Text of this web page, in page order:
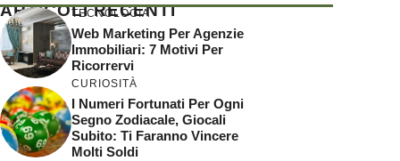
ARTICOLI RECENTI
TECNOLOGIA
Web Marketing Per Agenzie
Immobiliari: 7 Motivi Per
Ricorrervi
CURIOSITÀ
I Numeri Fortunati Per Ogni
Segno Zodiacale, Giocali
Subito: Ti Faranno Vincere
Molti Soldi